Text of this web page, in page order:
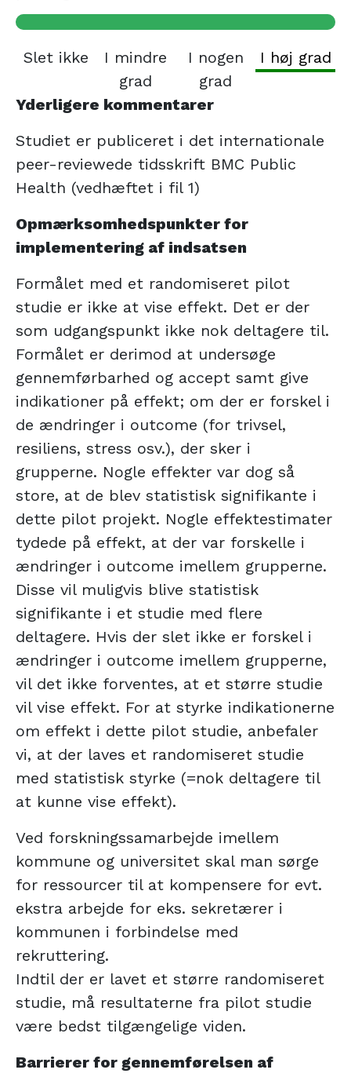
Slet ikke
I mindre
grad
I nogen
grad
I høj grad
Yderligere kommentarer
Studiet er publiceret i det internationale
peer-reviewede tidsskrift BMC Public
Health (vedhæftet i fil 1)
Opmærksomhedspunkter for
implementering af indsatsen
Formålet med et randomiseret pilot
studie er ikke at vise effekt. Det er der
som udgangspunkt ikke nok deltagere til.
Formålet er derimod at undersøge
gennemførbarhed og accept samt give
indikationer på effekt; om der er forskel i
de ændringer i outcome (for trivsel,
resiliens, stress osv.), der sker i
grupperne. Nogle effekter var dog så
store, at de blev statistisk signifikante i
dette pilot projekt. Nogle effektestimater
tydede på effekt, at der var forskelle i
ændringer i outcome imellem grupperne.
Disse vil muligvis blive statistisk
signifikante i et studie med flere
deltagere. Hvis der slet ikke er forskel i
ændringer i outcome imellem grupperne,
vil det ikke forventes, at et større studie
vil vise effekt. For at styrke indikationerne
om effekt i dette pilot studie, anbefaler
vi, at der laves et randomiseret studie
med statistisk styrke (=nok deltagere til
at kunne vise effekt).
Ved forskningssamarbejde imellem
kommune og universitet skal man sørge
for ressourcer til at kompensere for evt.
ekstra arbejde for eks. sekretærer i
kommunen i forbindelse med
rekruttering.
Indtil der er lavet et større randomiseret
studie, må resultaterne fra pilot studie
være bedst tilgængelige viden.
Barrierer for gennemførelsen af